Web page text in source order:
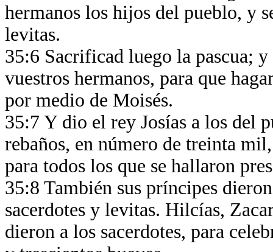
hermanos los hijos del pueblo, y
levitas.
35:6 Sacrificad luego la pascua;
vuestros hermanos, para que
por medio de Moisés.
35:7 Y dio el rey Josías a los del
rebaños, en número de treinta
para todos los que se hallaron
35:8 También sus príncipes
sacerdotes y levitas. Hilcías,
dieron a los sacerdotes, para